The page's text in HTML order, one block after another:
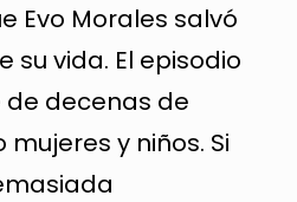
Evo Morales salvó
vida. El episodio
decenas de
y niños. Si